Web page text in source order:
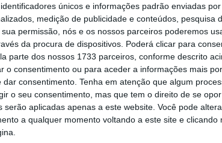
únicos e informações padrão enviadas
medição de publicidade e conteúdos, pesquisa
permissão, nós e os nossos parceiros poderemos
da procura de dispositivos. Poderá clicar para
parte dos nossos 1733 parceiros, conforme descrito
o consentimento ou para aceder a informações mais
consentimento. Tenha em atenção que algum
o seu consentimento, mas que tem o direito de se
serão aplicadas apenas a este website. Você pode
a qualquer momento voltando a este site e clicando
de segunda-feira
7 de